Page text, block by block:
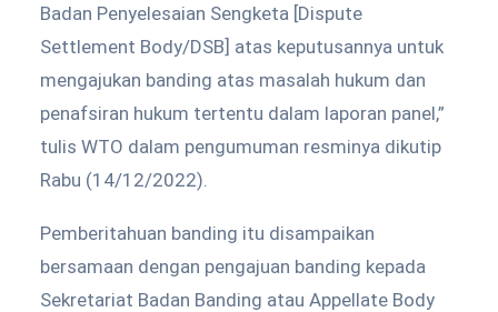
Badan Penyelesaian Sengketa [Dispute
Settlement Body/DSB] atas keputusannya untuk
mengajukan banding atas masalah hukum dan
penafsiran hukum tertentu dalam laporan panel,”
tulis WTO dalam pengumuman resminya dikutip
Rabu (14/12/2022).
Pemberitahuan banding itu disampaikan
bersamaan dengan pengajuan banding kepada
Sekretariat Badan Banding atau Appellate Body